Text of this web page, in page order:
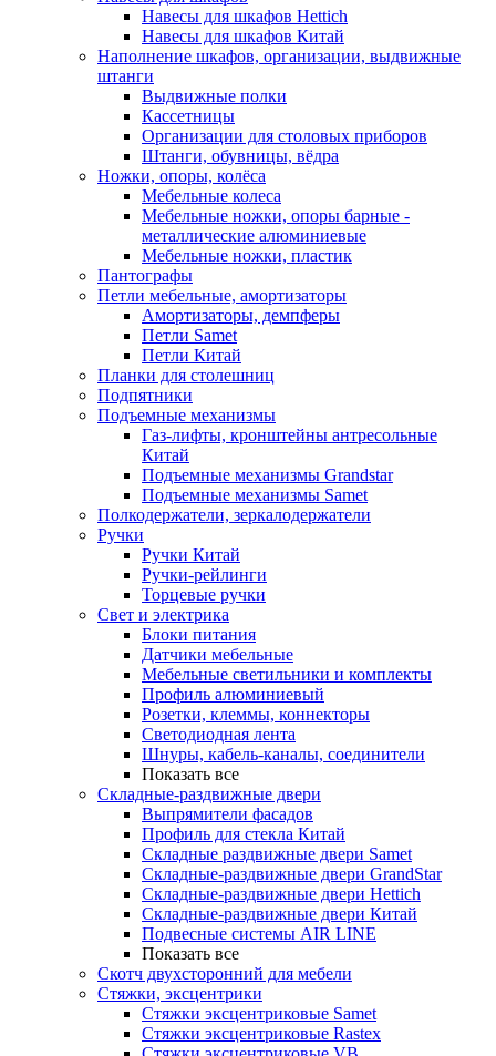
Навесы для шкафов Hettich
Навесы для шкафов Китай
Наполнение шкафов, организации, выдвижные
штанги
Выдвижные полки
Кассетницы
Организации для столовых приборов
Штанги, обувницы, вёдра
Ножки, опоры, колёса
Мебельные колеса
Мебельные ножки, опоры барные -
металлические алюминиевые
Мебельные ножки, пластик
Пантографы
Петли мебельные, амортизаторы
Амортизаторы, демпферы
Петли Samet
Петли Китай
Планки для столешниц
Подпятники
Подъемные механизмы
Газ-лифты, кронштейны антресольные
Китай
Подъемные механизмы Grandstar
Подъемные механизмы Samet
Полкодержатели, зеркалодержатели
Ручки
Ручки Китай
Ручки-рейлинги
Торцевые ручки
Свет и электрика
Блоки питания
Датчики мебельные
Мебельные светильники и комплекты
Профиль алюминиевый
Розетки, клеммы, коннекторы
Светодиодная лента
Шнуры, кабель-каналы, соединители
Показать все
Складные-раздвижные двери
Выпрямители фасадов
Профиль для стекла Китай
Складные раздвижные двери Samet
Складные-раздвижные двери GrandStar
Складные-раздвижные двери Hettich
Складные-раздвижные двери Китай
Подвесные системы AIR LINE
Показать все
Скотч двухсторонний для мебели
Стяжки, эксцентрики
Cтяжки эксцентриковые Samet
Стяжки эксцентриковые Rastex